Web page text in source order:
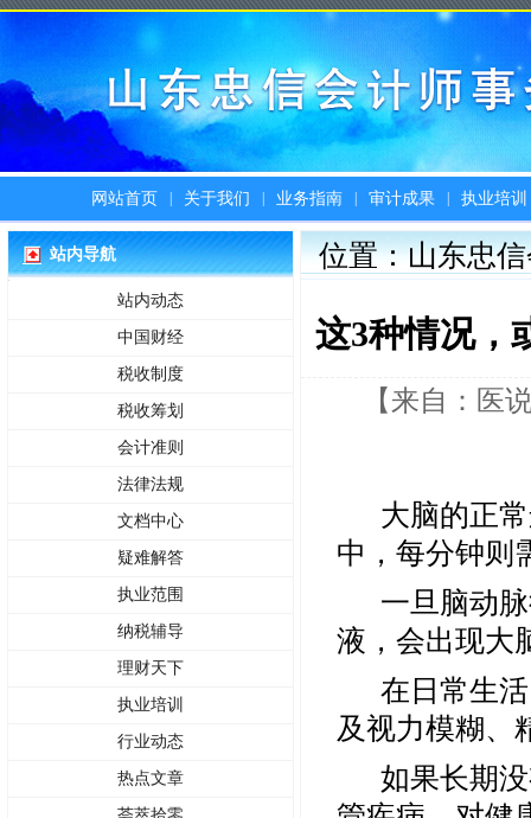
网站首页 关于我们 业务指南 审计成果 执业培训
站内导航
站内动态
中国财经
税收制度
税收筹划
会计准则
法律法规
文档中心
疑难解答
执业范围
纳税辅导
理财天下
执业培训
行业动态
热点文章
位置：山东忠
这3种情况，
【来自：医
大脑的正
中，每分钟则
一旦脑动
液，会出现大
在日常生
及视力模糊、
如果长期